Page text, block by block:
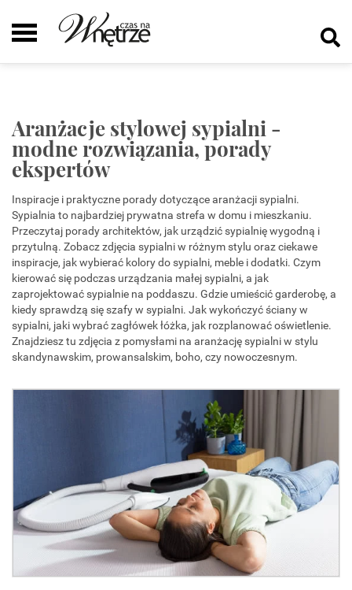
Aranżacje stylowej sypialni -
modne rozwiązania, porady
ekspertów
Inspiracje i praktyczne porady dotyczące aranżacji sypialni.
Sypialnia to najbardziej prywatna strefa w domu i mieszkaniu.
Przeczytaj porady architektów, jak urządzić sypialnię wygodną i
przytulną. Zobacz zdjęcia sypialni w różnym stylu oraz ciekawe
inspiracje, jak wybierać kolory do sypialni, meble i dodatki. Czym
kierować się podczas urządzania małej sypialni, a jak
zaprojektować sypialnie na poddaszu. Gdzie umieścić garderobę, a
kiedy sprawdzą się szafy w sypialni. Jak wykończyć ściany w
sypialni, jaki wybrać zagłówek łóżka, jak rozplanować oświetlenie.
Znajdziesz tu zdjęcia z pomysłami na aranżację sypialni w stylu
skandynawskim, prowansalskim, boho, czy nowoczesnym.